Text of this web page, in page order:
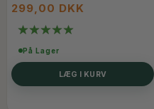
299,00 DKK
På Lager
LÆG I KURV